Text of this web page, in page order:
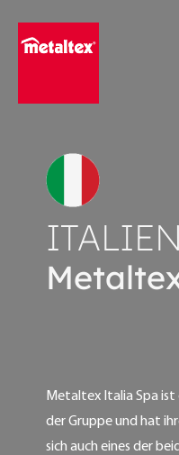
ITALIEN
Metaltex Italia Spa ist
der Gruppe und hat
sich auch eines der